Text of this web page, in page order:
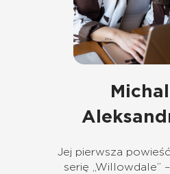
Jej pierwsza
serię „Willowdale”